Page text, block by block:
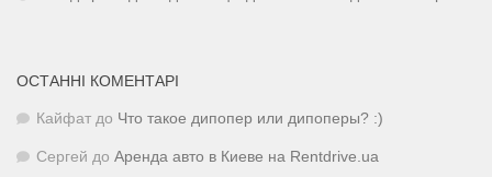
ОСТАННІ КОМЕНТАРІ
Кайфат до Что такое дипопер или дипоперы? :)
Сергей до Аренда авто в Киеве на Rentdrive.ua